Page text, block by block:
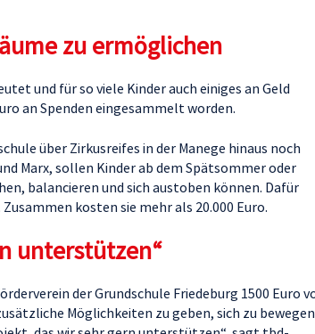
zu ermöglichen
und für so viele Kinder auch einiges an Geld
an Spenden eingesammelt worden.
über Zirkusreifes in der Manege hinaus noch
Marx, sollen Kinder ab dem Spätsommer oder
balancieren und sich austoben können. Dafür
kosten sie mehr als 20.000 Euro.
unterstützen“
der Grundschule Friedeburg 1500 Euro
Möglichkeiten zu geben, sich zu